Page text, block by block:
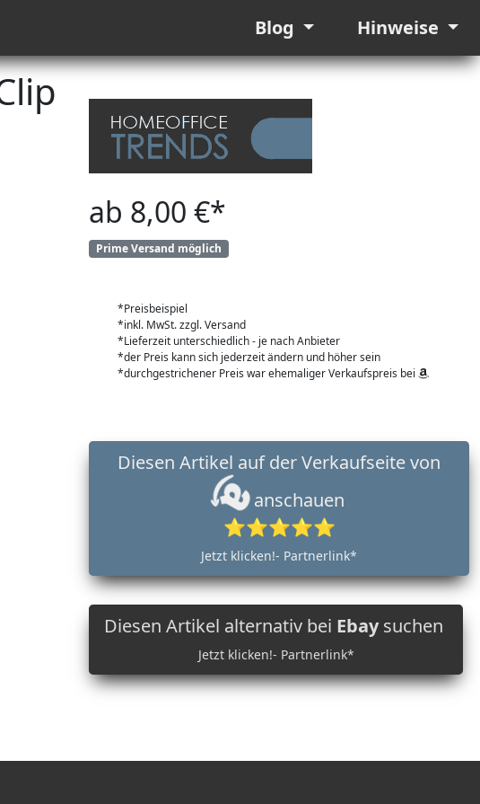
Blog Hinweise
ab 8,00 €*
Prime Versand möglich
*Preisbeispiel
*inkl. MwSt. zzgl. Versand
*Lieferzeit unterschiedlich - je nach Anbieter
*der Preis kann sich jederzeit ändern und höher sein
*durchgestrichener Preis war ehemaliger Verkaufspreis bei
anschauen
⭐⭐⭐⭐⭐
Jetzt klicken!- Partnerlink*
Diesen Artikel alternativ bei Ebaysuchen
Jetzt klicken!- Partnerlink*